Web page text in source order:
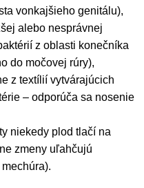
vonkajšieho genitálu),
alebo nesprávnej
z oblasti konečníka
do močovej rúry),
z textílií vytvárajúcich
– odporúča sa nosenie
niekedy plod tlačí na
zmeny uľahčujú